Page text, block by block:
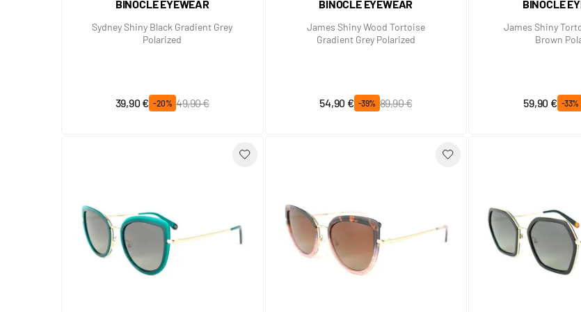
BINOCLE EYEWEAR
Sydney Shiny Black Gradient Grey
Polarized
Prix spécial
39,90 € -20%
Prix normal
49,90 €
BINOCLE EYEWEAR
James Shiny Wood Tortoise
Gradient Grey Polarized
Prix spécial
54,90 € -39%
Prix normal
89,90 €
BINOCLE
James Shiny
Brown
Prix spécial
59,90 € -33%
Prix